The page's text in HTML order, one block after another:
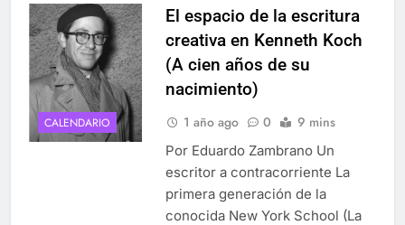
CALENDARIO
El espacio de la escritura
creativa en Kenneth Koch
(A cien años de su
nacimiento)
1 año ago 0 9 mins
Por Eduardo Zambrano Un
escritor a contracorriente La
primera generación de la
conocida New York School (La